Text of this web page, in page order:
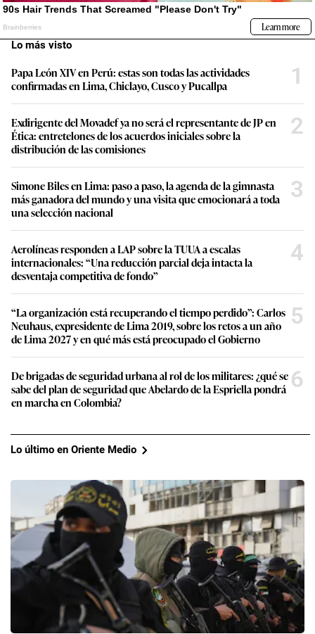
Lo más visto
Papa León XIV en Perú: estas son todas las actividades
confirmadas en Lima, Chiclayo, Cusco y Pucallpa
1
Exdirigente del Movadef ya no será el representante de JP en
Ética: entretelones de los acuerdos iniciales sobre la
distribución de las comisiones
2
Simone Biles en Lima: paso a paso, la agenda de la gimnasta
más ganadora del mundo y una visita que emocionará a toda
una selección nacional
3
Aerolíneas responden a LAP sobre la TUUA a escalas
internacionales: “Una reducción parcial deja intacta la
desventaja competitiva de fondo”
4
“La organización está recuperando el tiempo perdido”: Carlos
Neuhaus, expresidente de Lima 2019, sobre los retos a un año
de Lima 2027 y en qué más está preocupado el Gobierno
5
De brigadas de seguridad urbana al rol de los militares: ¿qué se
sabe del plan de seguridad que Abelardo de la Espriella pondrá
en marcha en Colombia?
6
Lo último en Oriente Medio